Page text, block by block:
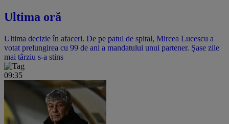
Ultima oră
Ultima decizie în afaceri. De pe patul de spital, Mircea Lucescu a
votat prelungirea cu 99 de ani a mandatului unui partener. Șase zile
mai târziu s-a stins
09:35